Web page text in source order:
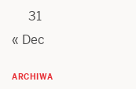
31
« Dec
ARCHIWA